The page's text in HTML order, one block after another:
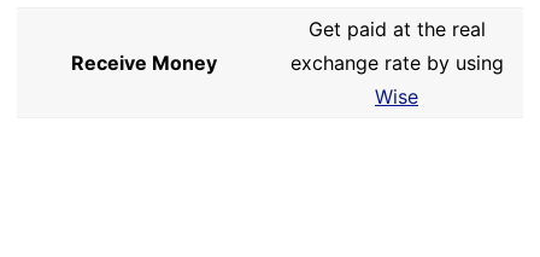
Receive Money
Get paid at the real
exchange rate by using
Wise